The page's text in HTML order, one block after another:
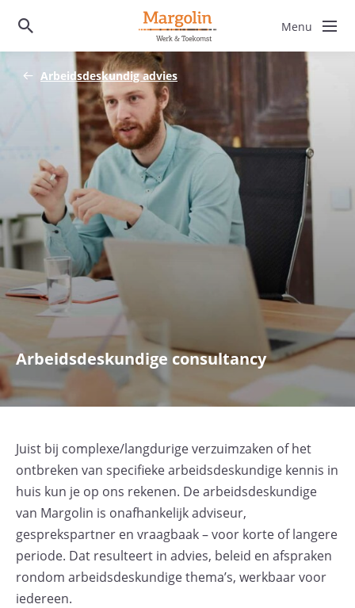
Arbeidsdeskundig advies
Arbeidsdeskundige consultancy
Juist bij complexe/langdurige verzuimzaken of het
ontbreken van specifieke arbeidsdeskundige kennis in
huis kun je op ons rekenen. De arbeidsdeskundige
van Margolin is onafhankelijk adviseur,
gesprekspartner en vraagbaak – voor korte of langere
periode. Dat resulteert in advies, beleid en afspraken
rondom arbeidsdeskundige thema’s, werkbaar voor
iedereen.